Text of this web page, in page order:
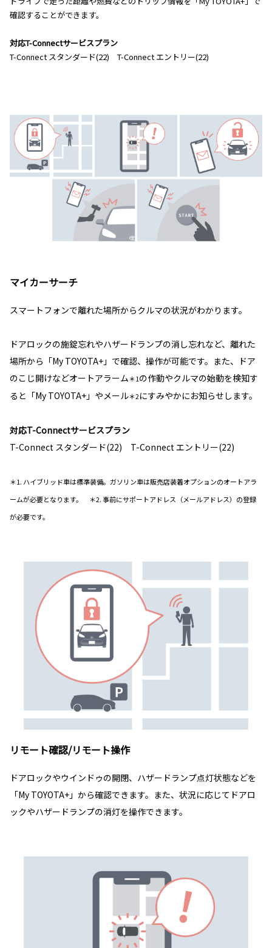
確認することができます。
対応T-Connectサービスプラン
T-Connect スタンダード(22) T-Connect エントリー(22)
マイカーサーチ
スマートフォンで離れた場所からクルマの状況がわかります。
ドアロックの施錠忘れやハザードランプの消し忘れなど、離れた
場所から「My TOYOTA+」で確認、操作が可能です。また、ドア
のこじ開けなどオートアラーム＊1の作動やクルマの始動を検知す
ると「My TOYOTA+」やメール＊2にすみやかにお知らせします。
対応T-Connectサービスプラン
T-Connect スタンダード(22) T-Connect エントリー(22)
＊1. ハイブリッド車は標準装備。ガソリン車は販売店装着オプションのオートアラ
ームが必要となります。 ＊2. 事前にサポートアドレス（メールアドレス）の登録
が必要です。
リモート確認/リモート操作
ドアロックやウインドゥの開閉、ハザードランプ点灯状態などを
「My TOYOTA+」から確認できます。また、状況に応じてドアロ
ックやハザードランプの消灯を操作できます。